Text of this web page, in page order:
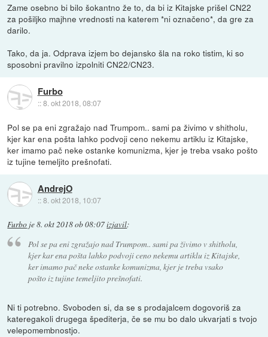
Zame osebno bi bilo šokantno že to, da bi iz Kitajske prišel CN22
za pošiljko majhne vrednosti na katerem *ni označeno*, da gre za
darilo.
Tako, da ja. Odprava izjem bo dejansko šla na roko tistim, ki so
sposobni pravilno izpolniti CN22/CN23.
Furbo
::8. okt 2018, 08:07
Pol se pa eni zgražajo nad Trumpom.. sami pa živimo v shitholu,
kjer kar ena pošta lahko podvoji ceno nekemu artiklu iz Kitajske,
ker imamo pač neke ostanke komunizma, kjer je treba vsako pošto
iz tujine temeljito prešnofati.
AndrejO
::8. okt 2018, 10:07
Furbo je8. okt 2018 ob 08:07izjavil:
Pol se pa eni zgražajo nad Trumpom.. sami pa živimo v shitholu,
kjer kar ena pošta lahko podvoji ceno nekemu artiklu iz Kitajske,
ker imamo pač neke ostanke komunizma, kjer je treba vsako
pošto iz tujine temeljito prešnofati.
Ni ti potrebno. Svoboden si, da se s prodajalcem dogovoriš za
kateregakoli drugega špediterja, če se mu bo dalo ukvarjati s tvojo
velepomembnostjo.